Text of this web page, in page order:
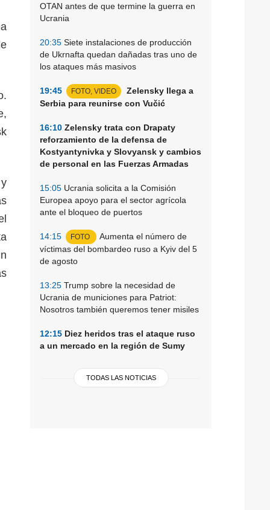
OTAN antes de que termine la guerra en
Ucrania
20:35 Siete instalaciones de producción
de Ukrnafta quedan dañadas tras uno de
los ataques más masivos
19:45 FOTO, VIDEO
Zelensky llega a
Serbia para reunirse con Vučić
16:10 Zelensky trata con Drapaty
reforzamiento de la defensa de
Kostyantynivka y Slovyansk y cambios
de personal en las Fuerzas Armadas
15:05 Ucrania solicita a la Comisión
Europea apoyo para el sector agrícola
ante el bloqueo de puertos
14:15 FOTO
Aumenta el número de
víctimas del bombardeo ruso a Kyiv del 5
de agosto
13:25 Trump sobre la necesidad de
Ucrania de municiones para Patriot:
Nosotros también queremos tener misiles
12:15 Diez heridos tras el ataque ruso
a un mercado en la región de Sumy
TODAS LAS NOTICIAS